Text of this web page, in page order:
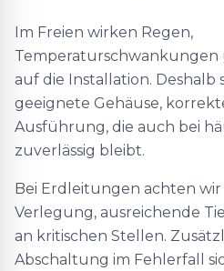
Im Freien wirken Regen,
auf die Installation. Deshalb
geeignete Gehäuse,
Ausführung, die auch bei
zuverlässig bleibt.
Bei Erdleitungen achten
Verlegung, ausreichende
an kritischen Stellen.
Abschaltung im Fehlerfall